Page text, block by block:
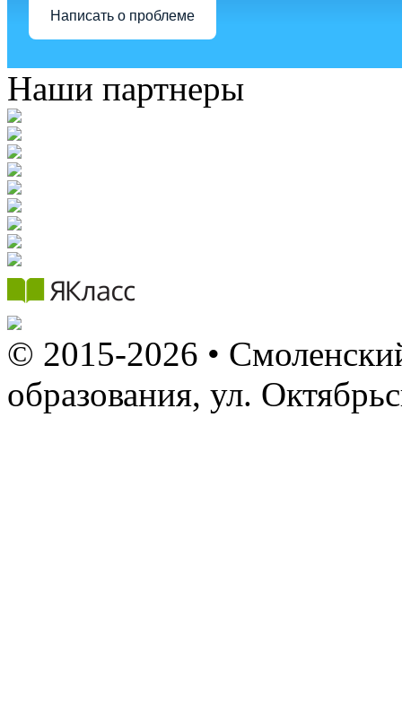
Написать о проблеме
Наши партнеры
© 2015-2026 •
образования, ул.